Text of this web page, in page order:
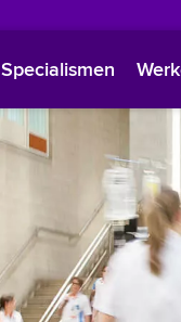
Specialismen